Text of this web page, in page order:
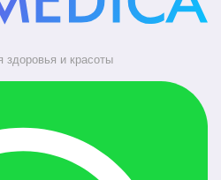
здоровья и красоты